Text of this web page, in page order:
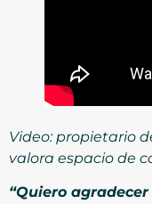
Video: propietario
valora espacio de
“Quiero